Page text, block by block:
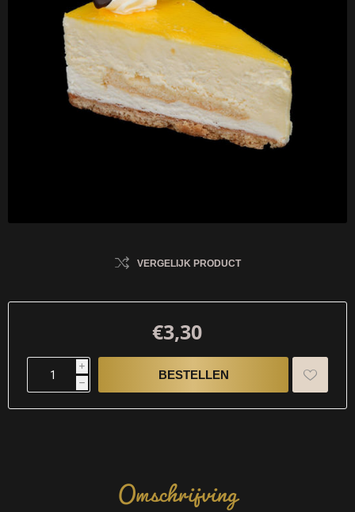
VERGELIJK PRODUCT
€3,30
i
h
Omschrijving